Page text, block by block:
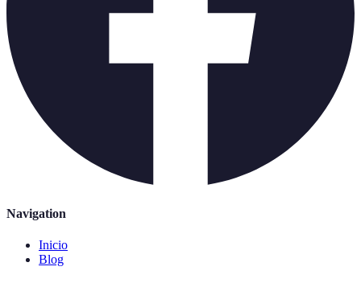
Navigation
Inicio
Blog